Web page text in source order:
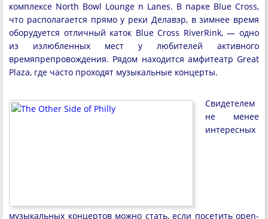
комплексе North Bowl Lounge n Lanes. В парке Blue Cross,
что располагается прямо у реки Делавэр, в зимнее время
оборудуется отличный каток Blue Cross RiverRink, — одно
из излюбленных мест у любителей активного
времяпрепровождения. Рядом находится амфитеатр Great
Plaza, где часто проходят музыкальные концерты.
Свидетелем
не менее
интересных
музыкальных концертов можно стать, если посетить open-